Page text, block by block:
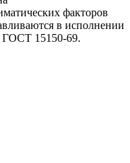
факторов
в исполнении
ГОСТ 15150-69.